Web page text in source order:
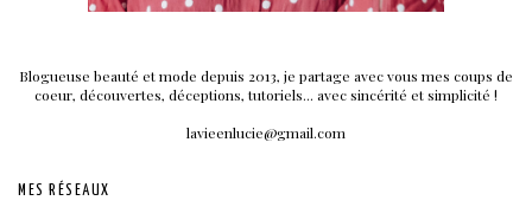
Blogueuse beauté et mode depuis 2013, je partage avec vous mes coups de
coeur, découvertes, déceptions, tutoriels... avec sincérité et simplicité !
lavieenlucie@gmail.com
MES RÉSEAUX